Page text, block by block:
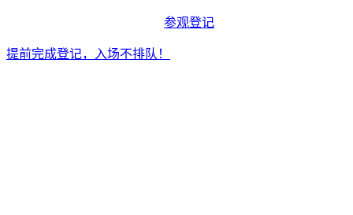
参观登记
提前完成登记，入场不排队！